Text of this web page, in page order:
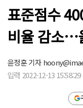
표준점수
비율 감소…
윤정훈 기자
입력 2022-12-13